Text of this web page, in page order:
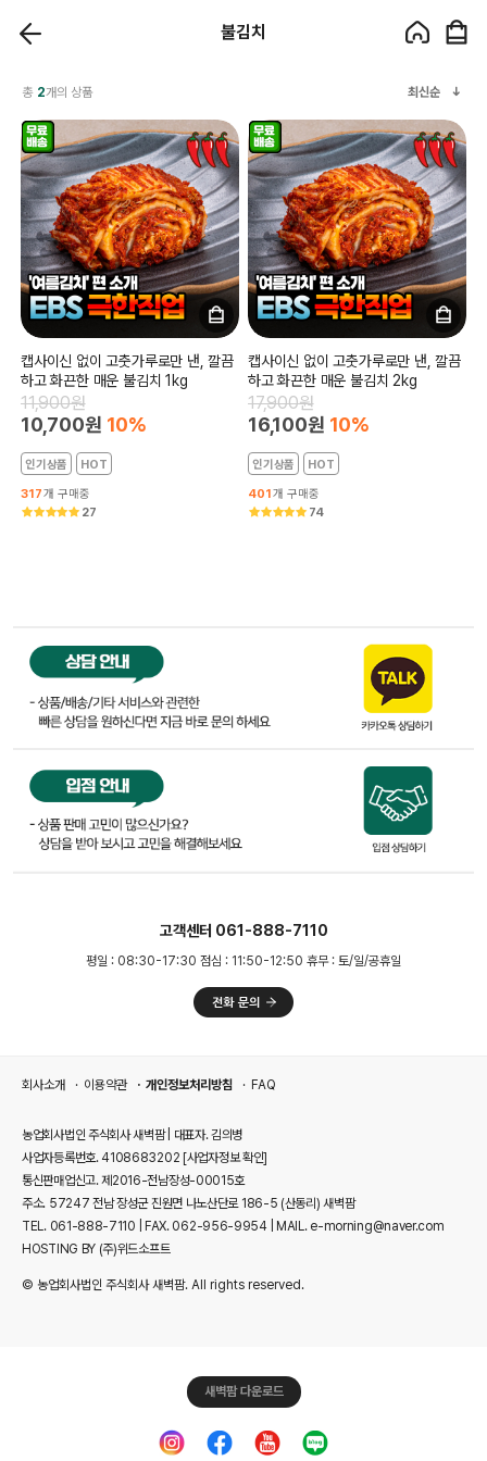
불김치
총 2개의 상품 최신순
캡사이신 없이 고춧가루로만 낸, 깔끔
하고 화끈한 매운 불김치 1kg
11,900원
10,700원 10%
인기상품 HOT
317개 구매중
27
캡사이신 없이 고춧가루로만 낸, 깔끔
하고 화끈한 매운 불김치 2kg
17,900원
16,100원 10%
인기상품 HOT
401 개 구매중
74
고객센터 061-888-7110
평일 : 08:30-17:30 점심 : 11:50-12:50 휴무 : 토/일/공휴일
회사소개 이용약관 개인정보처리방침 FAQ
농업회사법인 주식회사 새벽팜 | 대표자. 김의병
사업자등록번호. 4108683202 [사업자정보 확인]
통신판매업신고. 제2016-전남장성-00015호
주소. 57247 전남 장성군 진원면 나노산단로 186-5 (산동리) 새벽팜
TEL. 061-888-7110 | FAX. 062-956-9954 | MAIL. e-morning@naver.com
HOSTING BY (주)위드소프트
© 농업회사법인 주식회사 새벽팜. All rights reserved.
새벽팜 다운로드